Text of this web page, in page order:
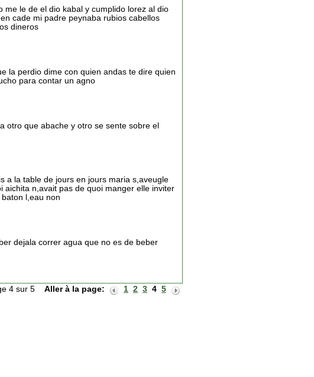
le de el dio kabal y cumplido lorez al dio
cade mi padre peynaba rubios cabellos
dineros
la perdio dime con quien andas te dire quien
para contar un agno
otro que abache y otro se sente sobre el
a la table de jours en jours maria s,aveugle
n,avait pas de quoi manger elle inviter
l,eau non
dejala correr agua que no es de beber
4 sur 5 Aller à la page: 1 2 3 4 5